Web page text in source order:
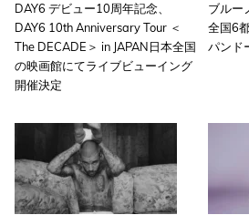
DAY6 デビュー10周年記念、
DAY6 10th Anniversary Tour ＜
The DECADE＞ in JAPAN日本全国
の映画館にてライブビューイング
開催決定
ブルー
全国6
パンド